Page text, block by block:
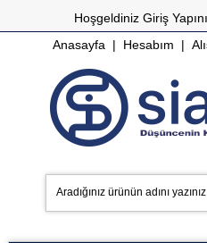
HoşgeldinizGiriş
Anasayfa | Hesabım |